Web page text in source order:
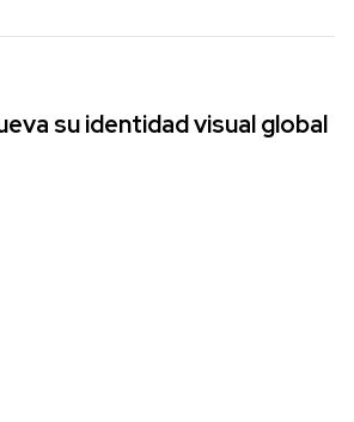
su identidad visual global